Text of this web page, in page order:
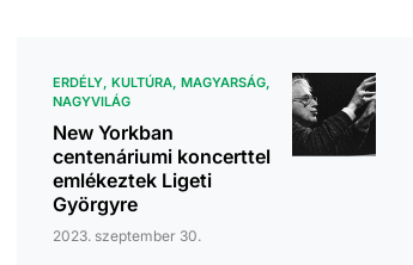
ERDÉLY KULTÚRA MAGYARSÁG
NAGYVILÁG
New Yorkban
centenáriumi koncerttel
emlékeztek Ligeti
Györgyre
2023. szeptember 30.